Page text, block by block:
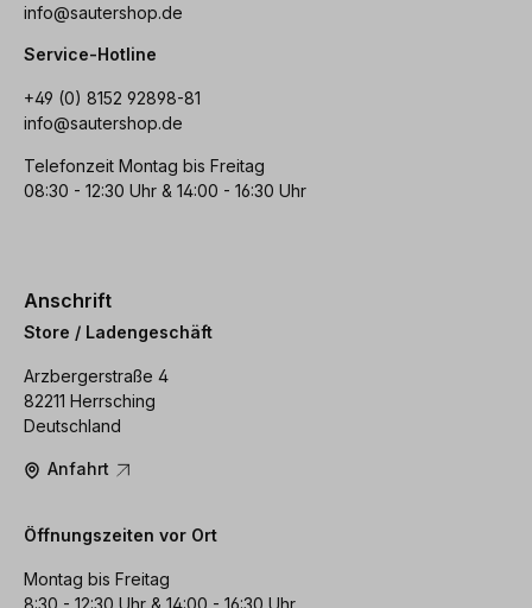
info@sautershop.de
Service-Hotline
+49 (0) 8152 92898-81
info@sautershop.de
Telefonzeit Montag bis Freitag
08:30 - 12:30 Uhr & 14:00 - 16:30 Uhr
Anschrift
Store / Ladengeschäft
Arzbergerstraße 4
82211 Herrsching
Deutschland
Anfahrt
Öffnungszeiten vor Ort
Montag bis Freitag
8:30 - 12:30 Uhr & 14:00 - 16:30 Uhr